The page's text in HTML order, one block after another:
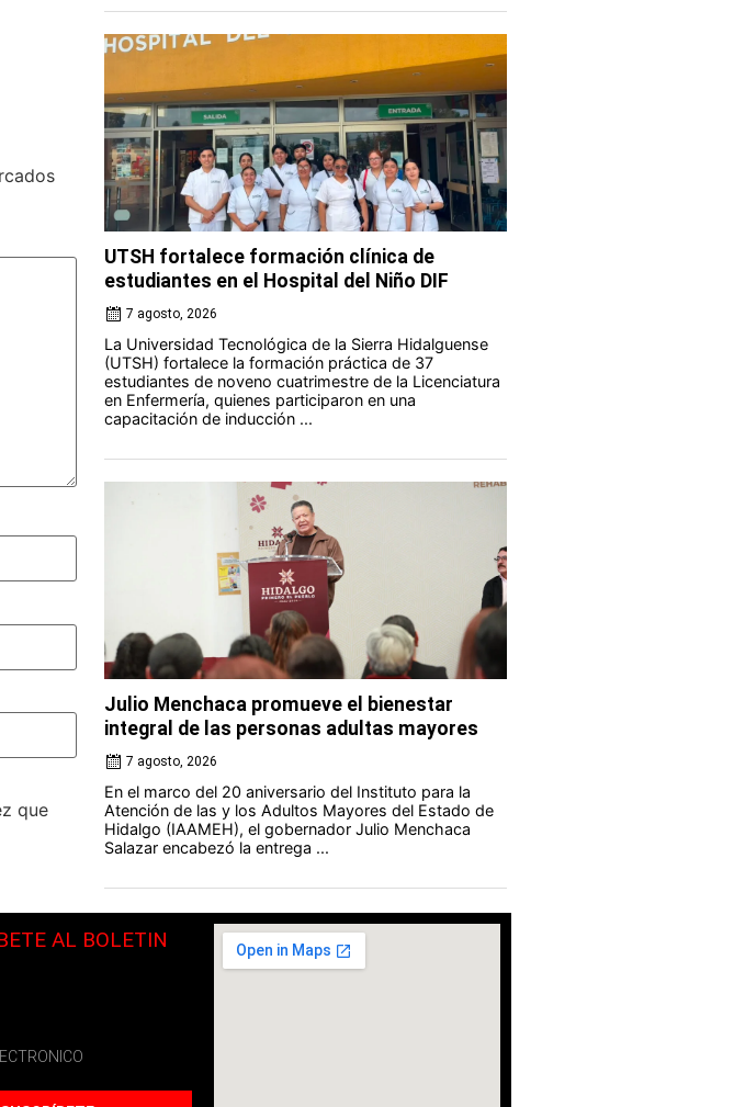
que
UTSH fortalece formación clínica de
estudiantes en el Hospital del Niño DIF
7 agosto, 2026
La Universidad Tecnológica de la Sierra Hidalguense
(UTSH) fortalece la formación práctica de 37
estudiantes de noveno cuatrimestre de la Licenciatura
en Enfermería, quienes participaron en una
capacitación de inducción ...
Julio Menchaca promueve el bienestar
integral de las personas adultas mayores
7 agosto, 2026
En el marco del 20 aniversario del Instituto para la
Atención de las y los Adultos Mayores del Estado de
Hidalgo (IAAMEH), el gobernador Julio Menchaca
Salazar encabezó la entrega ...
AL BOLETIN